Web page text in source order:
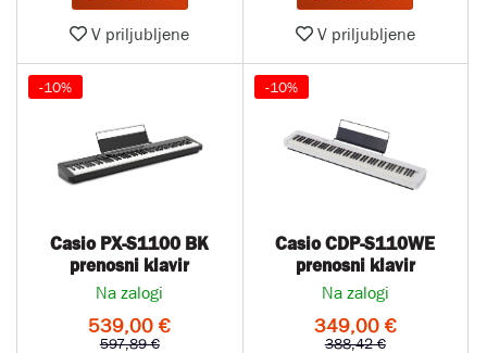
V priljubljene V priljubljene
Casio PX-S1100 BK
prenosni klavir
Na zalogi
539,00 €
597,89 €
-10%
Casio CDP-S110WE
prenosni klavir
Na zalogi
349,00 €
388,42 €
-10%